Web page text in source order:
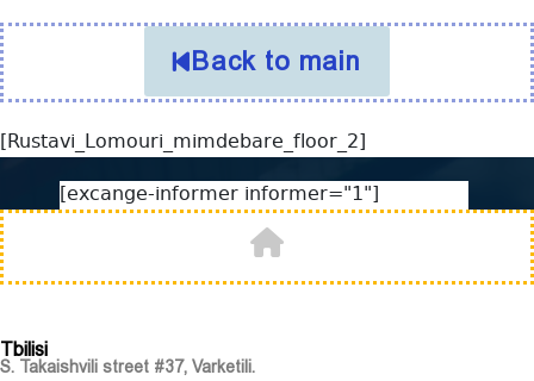
Back to main
[Rustavi_Lomouri_mimdebare_floor_2]
[excange-informer informer="1"]
Tbilisi
S. Takaishvili street #37, Varketili.